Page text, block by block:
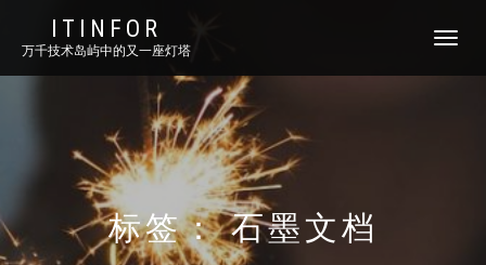
ITINFOR
万千技术岛屿中的又一座灯塔
TOGGLE
标签：石墨文档